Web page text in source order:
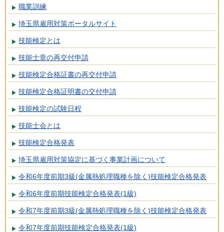
職業訓練
埼玉県雇用対策ポータルサイト
技能検定とは
技能士章の再交付申請
技能検定合格証書の再交付申請
技能検定合格証明書の交付申請
技能検定の試験日程
技能士会とは
技能検定合格発表
埼玉県雇用対策協定に基づく事業計画について
令和6年度前期3級(金属熱処理職種を除く)技能検定合格発表
令和6年度前期技能検定合格発表(1級)
令和7年度前期3級(金属熱処理職種を除く)技能検定合格発表
令和7年度前期技能検定合格発表(1級)